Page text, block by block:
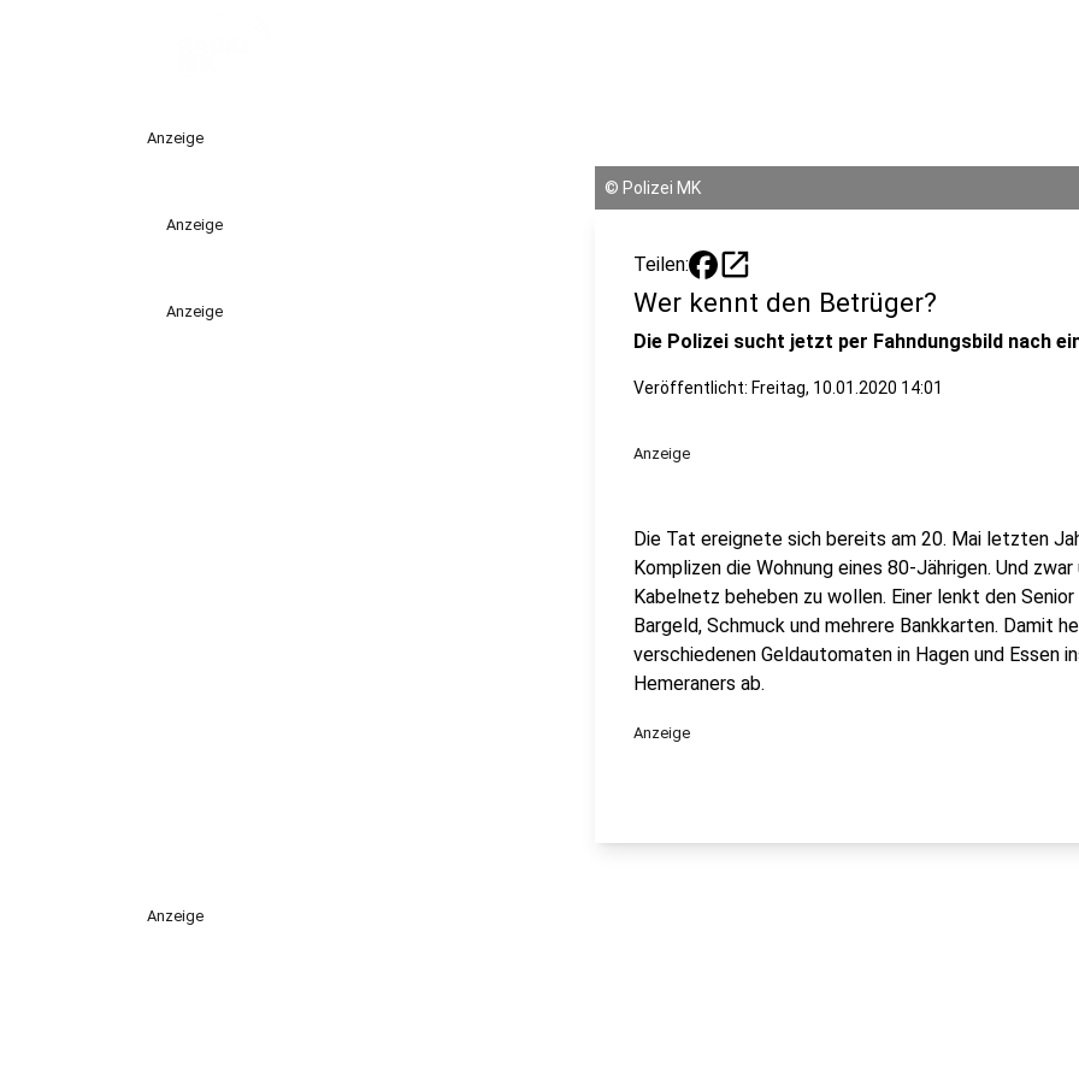
Anzeige
Anzeige
Anzeige
© Polizei MK
Teilen: open_in_new
Wer kennt den Betrüger?
Die Polizei sucht jetzt per Fahndungsbild nach
Veröffentlicht: Freitag, 10.01.2020 14:01
Anzeige
Die Tat ereignete sich bereits am 20. Mai letzten
Komplizen die Wohnung eines 80-Jährigen. Und
Kabelnetz beheben zu wollen. Einer lenkt den
Bargeld, Schmuck und mehrere Bankkarten. Damit
verschiedenen Geldautomaten in Hagen und Essen
Hemeraners ab.
Anzeige
Anzeige